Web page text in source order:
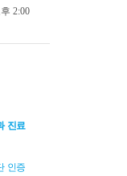
2:00
진료
인증